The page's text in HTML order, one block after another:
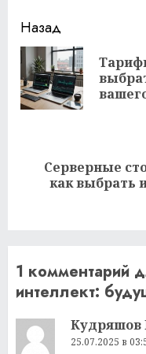
чтение
Назад
Следующая
Серверные
как выбрать
1 комментарий
интеллект:
Кудряшов
25.07.2025 в